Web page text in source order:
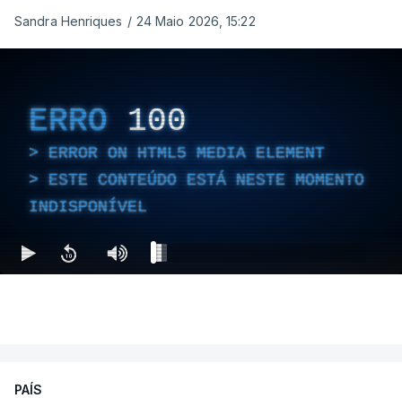
Sandra Henriques / 24 Maio 2026, 15:22
ERRO 100
ERROR ON HTML5 MEDIA ELEMENT
ESTE CONTEÚDO ESTÁ NESTE MOMENTO
INDISPONÍVEL
PAÍS